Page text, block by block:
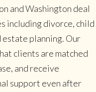
and Washington deal
including divorce, child
estate planning. Our
clients are matched
and receive
support even after